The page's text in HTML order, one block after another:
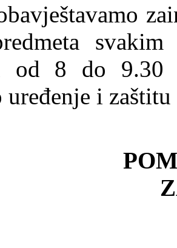
svakim
od 8 do 9.30
uređenje i